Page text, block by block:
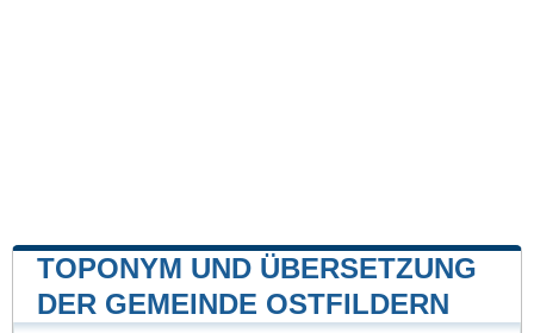
TOPONYM UND ÜBERSETZUNG
DER GEMEINDE OSTFILDERN